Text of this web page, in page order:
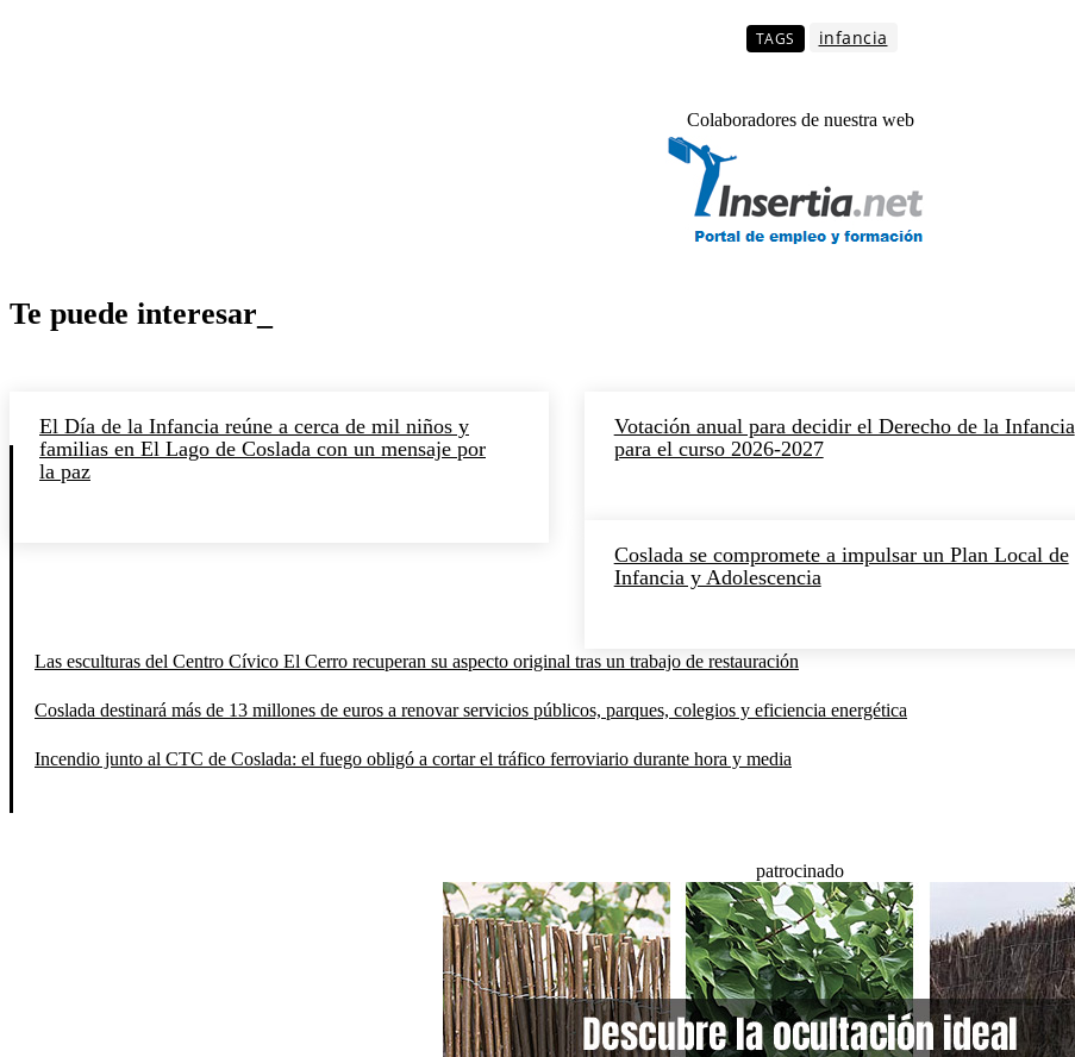
TAGS infancia
Colaboradores de nuestra web
Te puede interesar_
El Día de la Infancia reúne a cerca de mil niños y
familias en El Lago de Coslada con un mensaje por
la paz
Votación anual para decidir el Derecho de la Infancia
para el curso 2026-2027
Coslada se compromete a impulsar un Plan Local de
Infancia y Adolescencia
Las esculturas del Centro Cívico El Cerro recuperan su aspecto original tras un trabajo de restauración
Coslada destinará más de 13 millones de euros a renovar servicios públicos, parques, colegios y eficiencia energética
Incendio junto al CTC de Coslada: el fuego obligó a cortar el tráfico ferroviario durante hora y media
patrocinado